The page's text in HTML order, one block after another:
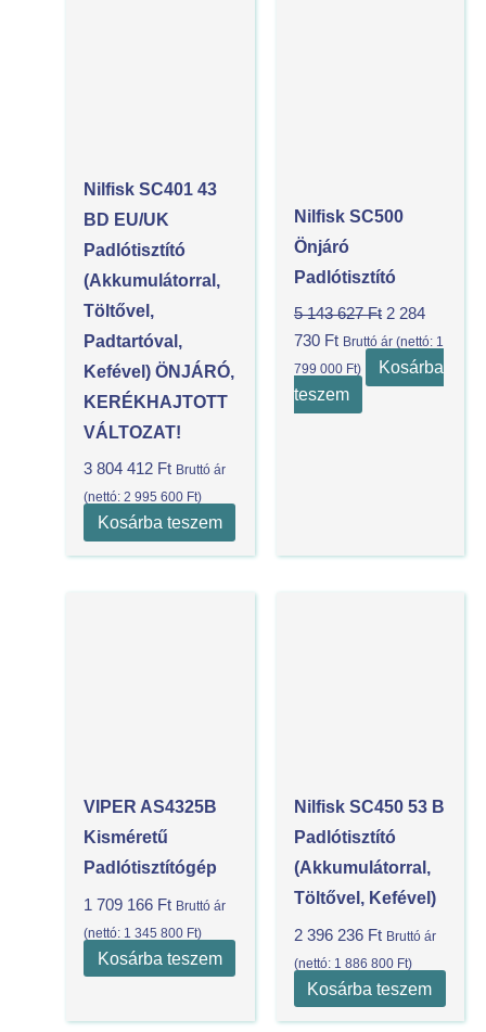
Nilfisk SC401 43
BD EU/UK
Padlótisztító
(akkumulátorral,
Töltővel,
Padtartóval,
Kefével) ÖNJÁRÓ,
KERÉKHAJTOTT
VÁLTOZAT!
3 804 412 Ft Bruttó ár
(nettó:2 995 600 Ft)
Kosárba teszem
Nilfisk SC500
Önjáró
Padlótisztító
5 143 627Ft 2 284
730 Ft Bruttó ár (nettó: 1
799 000 Ft)
Kosárba
teszem
VIPER AS4325B
Kisméretű
Padlótisztítógép
1 709 166 Ft Bruttó ár
(nettó: 1 345 800 Ft)
Kosárba teszem
Nilfisk SC450 53 B
Padlótisztító
(akkumulátorral,
Töltővel, Kefével)
2 396 236 Ft Bruttó ár
(nettó: 1 886 800 Ft)
Kosárba teszem